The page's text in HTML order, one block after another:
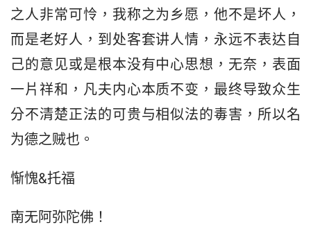
之人非常可怜，我称之为乡愿，他不是坏人，
而是老好人，到处客套讲人情，永远不表达自
己的意见或是根本没有中心思想，无奈，表面
一片祥和，凡夫内心本质不变，最终导致众生
分不清楚正法的可贵与相似法的毒害，所以名
为德之贼也。
惭愧&托福
南无阿弥陀佛！